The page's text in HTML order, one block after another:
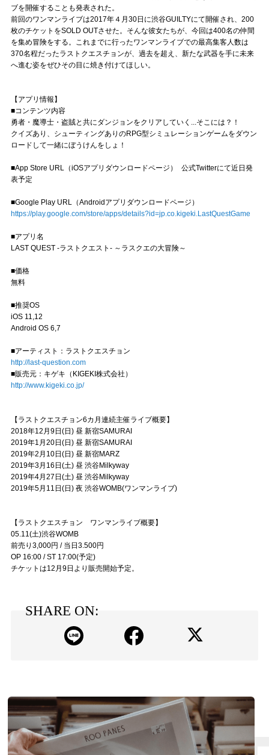
ブを開催することも発表された。
前回のワンマンライブは2017年４月30日に渋谷GUILTYにて開催され、200
枚のチケットをSOLD OUTさせた。そんな彼女たちが、今回は400名の仲間
を集め冒険をする。これまでに行ったワンマンライブでの最高集客人数は
370名程だったラストクエスチョンが、過去を超え、新たな武器を手に未来
へ進む姿をぜひその目に焼き付けてほしい。
【アプリ情報】
■コンテンツ内容
勇者・魔導士・盗賊と共にダンジョンをクリアしていく...そこには？！
クイズあり、シューティングありのRPG型シミュレーションゲームをダウン
ロードして一緒にぼうけんをしょ！
■App Store URL（iOSアプリダウンロードページ） 公式Twitterにて近日発
表予定
■Google Play URL（Androidアプリダウンロードページ）
https://play.google.com/store/apps/details?id=jp.co.kigeki.LastQuestGame
■アプリ名
LAST QUEST -ラストクエスト- ～ラスクエの大冒険～
■価格
無料
■推奨OS
iOS 11,12
Android OS 6,7
■アーティスト：ラストクエスチョン
http://last-question.com
■販売元：キゲキ（KIGEKI株式会社）
http://www.kigeki.co.jp/
【ラストクエスチョン6カ月連続主催ライブ概要】
2018年12月9日(日) 昼 新宿SAMURAI
2019年1月20日(日) 昼 新宿SAMURAI
2019年2月10日(日) 昼 新宿MARZ
2019年3月16日(土) 昼 渋谷Milkyway
2019年4月27日(土) 昼 渋谷Milkyway
2019年5月11日(日) 夜 渋谷WOMB(ワンマンライブ)
【ラストクエスチョン ワンマンライブ概要】
05.11(土)渋谷WOMB
前売り3,000円 / 当日3.500円
OP 16:00 / ST 17:00(予定)
チケットは12月9日より販売開始予定。
SHARE ON: